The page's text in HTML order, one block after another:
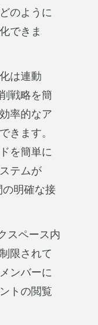
のように
できま
は連動
戦略を簡
率的なア
きます。
を簡単に
テムが
明確な接
スペース内
限されて
ンバーに
トの閲覧